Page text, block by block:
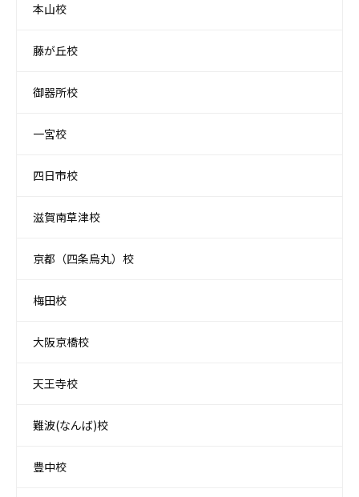
本山校
藤が丘校
御器所校
一宮校
四日市校
滋賀南草津校
京都（四条烏丸）校
梅田校
大阪京橋校
天王寺校
難波(なんば)校
豊中校